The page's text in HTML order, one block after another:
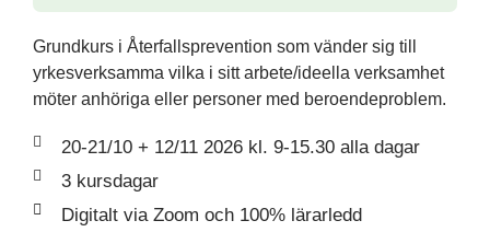
Grundkurs i Återfallsprevention som vänder sig till
yrkesverksamma vilka i sitt arbete/ideella verksamhet
möter anhöriga eller personer med beroendeproblem.
20-21/10 + 12/11 2026 kl. 9-15.30 alla dagar
3 kursdagar
Digitalt via Zoom och 100% lärarledd